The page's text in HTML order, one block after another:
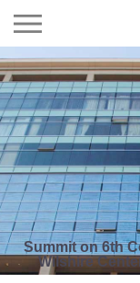
Summit on 6th
Wilshire